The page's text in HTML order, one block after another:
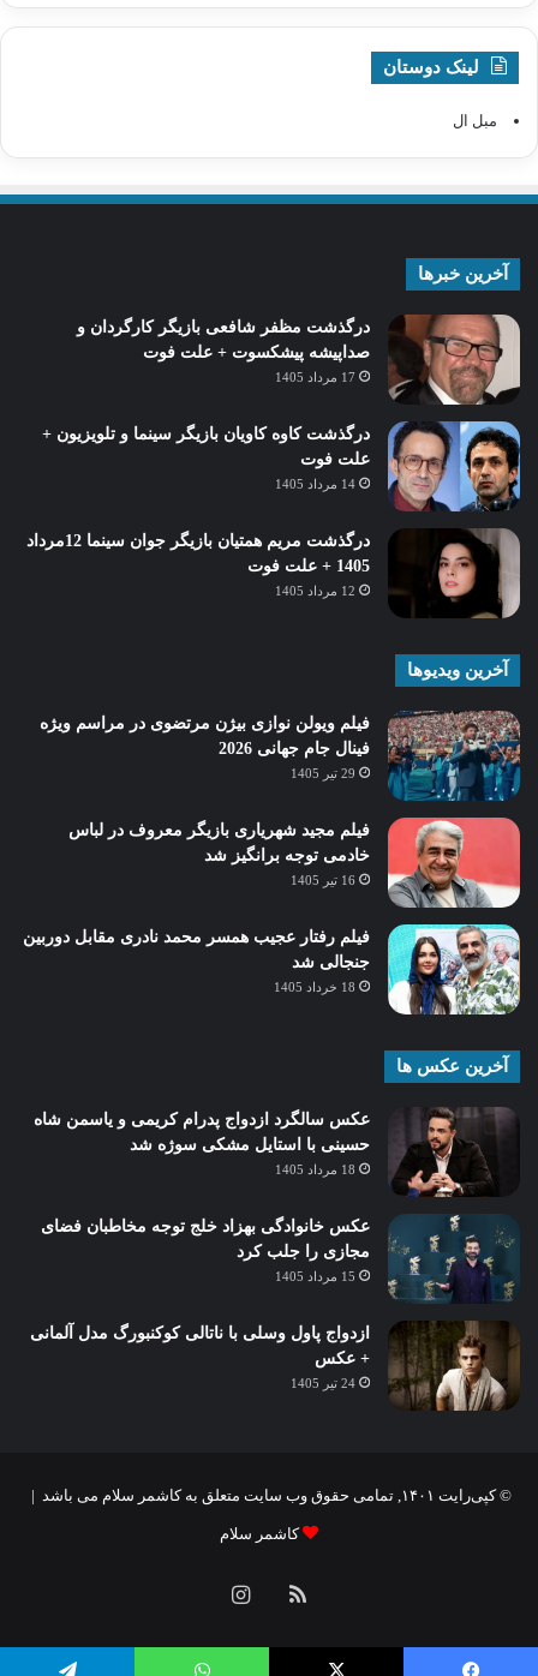
لینک دوستان
مبل ال
آخرین خبرها
درگذشت مظفر شافعی بازیگر کارگردان و
صداپیشه پیشکسوت + علت فوت
17 مرداد 1405
درگذشت کاوه کاویان بازیگر سینما و تلویزیون +
علت فوت
14 مرداد 1405
درگذشت مریم همتیان بازیگر جوان سینما 12مرداد
1405 + علت فوت
12 مرداد 1405
آخرین ویدیوها
فیلم ویولن نوازی بیژن مرتضوی در مراسم ویژه
فینال جام جهانی 2026
29 تیر 1405
فیلم مجید شهریاری بازیگر معروف در لباس
خادمی توجه برانگیز شد
16 تیر 1405
فیلم رفتار عجیب همسر محمد نادری مقابل دوربین
جنجالی شد
18 خرداد 1405
آخرین عکس ها
عکس سالگرد ازدواج پدرام کریمی و یاسمن شاه‌
حسینی با استایل مشکی سوژه شد
18 مرداد 1405
عکس خانوادگی بهزاد خلج توجه مخاطبان فضای
مجازی را جلب کرد
15 مرداد 1405
ازدواج پاول وسلی با ناتالی کوکنبورگ مدل آلمانی
+ عکس
24 تیر 1405
© کپی‌رایت ۱۴۰۱, تمامی حقوق وب سایت متعلق به کاشمر سلام می باشد |
کاشمر سلام
خوراکاینستاگرام